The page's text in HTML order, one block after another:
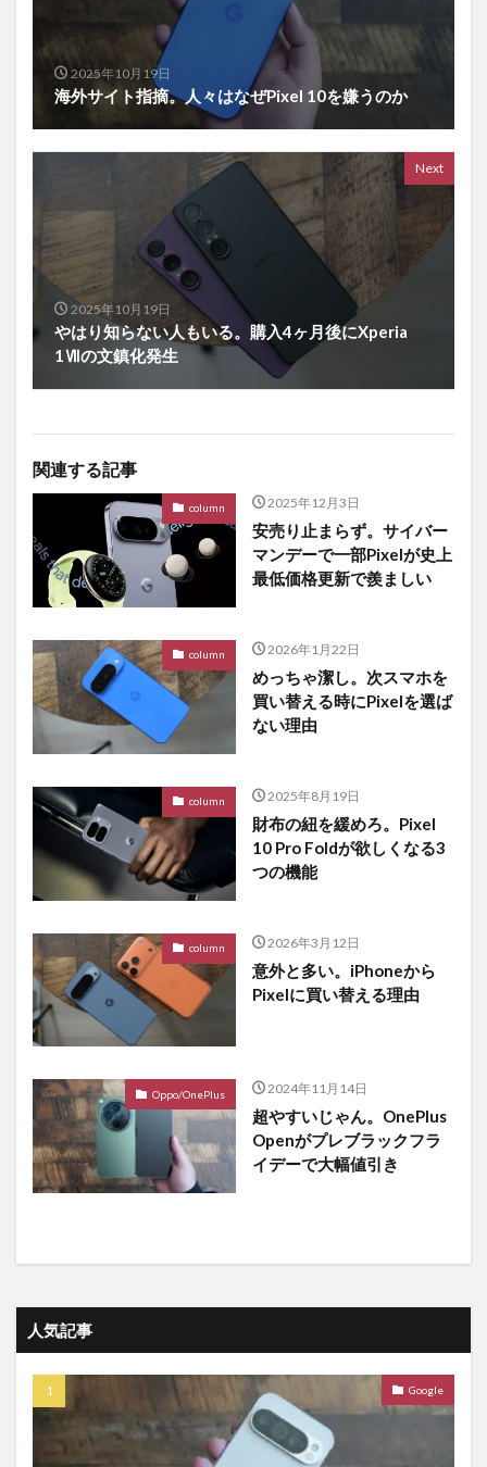
2025年10月19日
海外サイト指摘。人々はなぜPixel 10を嫌うのか
Next
2025年10月19日
やはり知らない人もいる。購入4ヶ月後にXperia
1Ⅶの文鎮化発生
関連する記事
column 2025年12月3日
安売り止まらず。サイバー
マンデーで一部Pixelが史上
最低価格更新で羨ましい
column 2026年1月22日
めっちゃ潔し。次スマホを
買い替える時にPixelを選ば
ない理由
column 2025年8月19日
財布の紐を緩めろ。Pixel
10 Pro Foldが欲しくなる3
つの機能
column 2026年3月12日
意外と多い。iPhoneから
Pixelに買い替える理由
Oppo/OnePlus 2024年11月14日
超やすいじゃん。OnePlus
Openがプレブラックフラ
イデーで大幅値引き
人気記事
Google